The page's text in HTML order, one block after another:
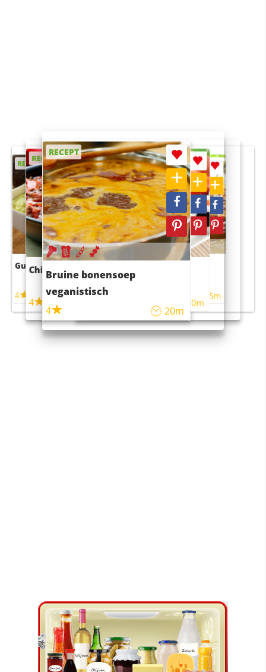
RECEPT
Guacamole
4
RECEPT
Chili con carne
4
RECEPT
Bruine bonensoep
veganistisch
4
20m
RECEPT
Sushi rijstsalade
maaltijdsalade
40m
RECEPT
4 55m